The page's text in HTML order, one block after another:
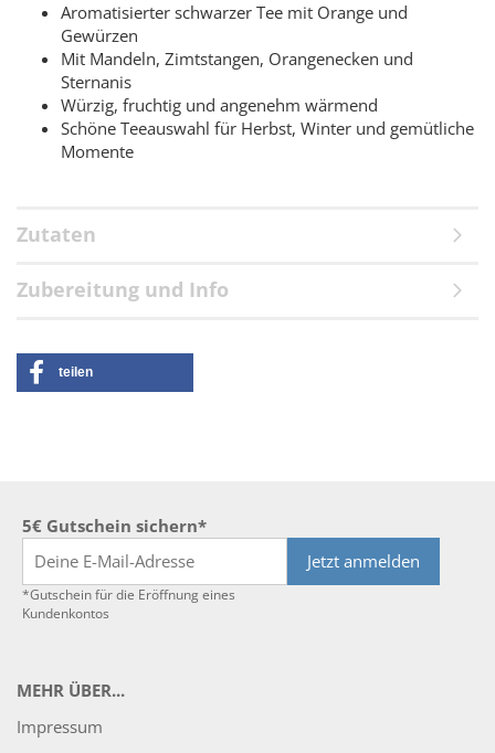
Aromatisierter schwarzer Tee mit Orange und
Gewürzen
Mit Mandeln, Zimtstangen, Orangenecken und
Sternanis
Würzig, fruchtig und angenehm wärmend
Schöne Teeauswahl für Herbst, Winter und gemütliche
Momente
Zutaten
Zubereitung und Info
teilen
5€ Gutschein sichern*
Jetzt anmelden
*Gutschein für die Eröffnung eines
Kundenkontos
MEHR ÜBER...
Impressum